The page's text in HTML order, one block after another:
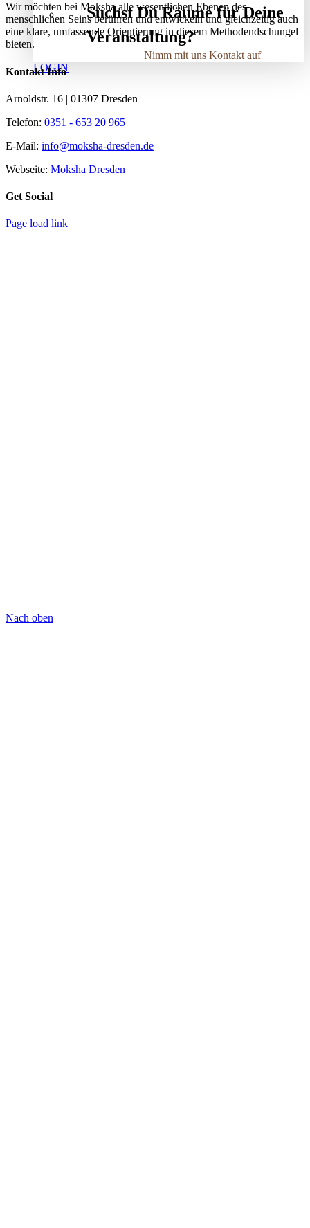
Suchst Du Räume für Deine
Veranstaltung?
Nimm mit uns Kontakt auf
LOGIN
Wir möchten bei Moksha alle wesent­lichen Ebenen des
menschlichen Seins berühren und entwickeln und gleichzeitig auch
eine klare, umfassende Orientierung in diesem Methodendschungel
bieten.
Kontakt Info
Arnoldstr. 16 | 01307 Dresden
Telefon: 0351 - 653 20 965
E-Mail: info@moksha-dresden.de
Webseite: Moksha Dresden
Get Social
Page load link
Nach oben